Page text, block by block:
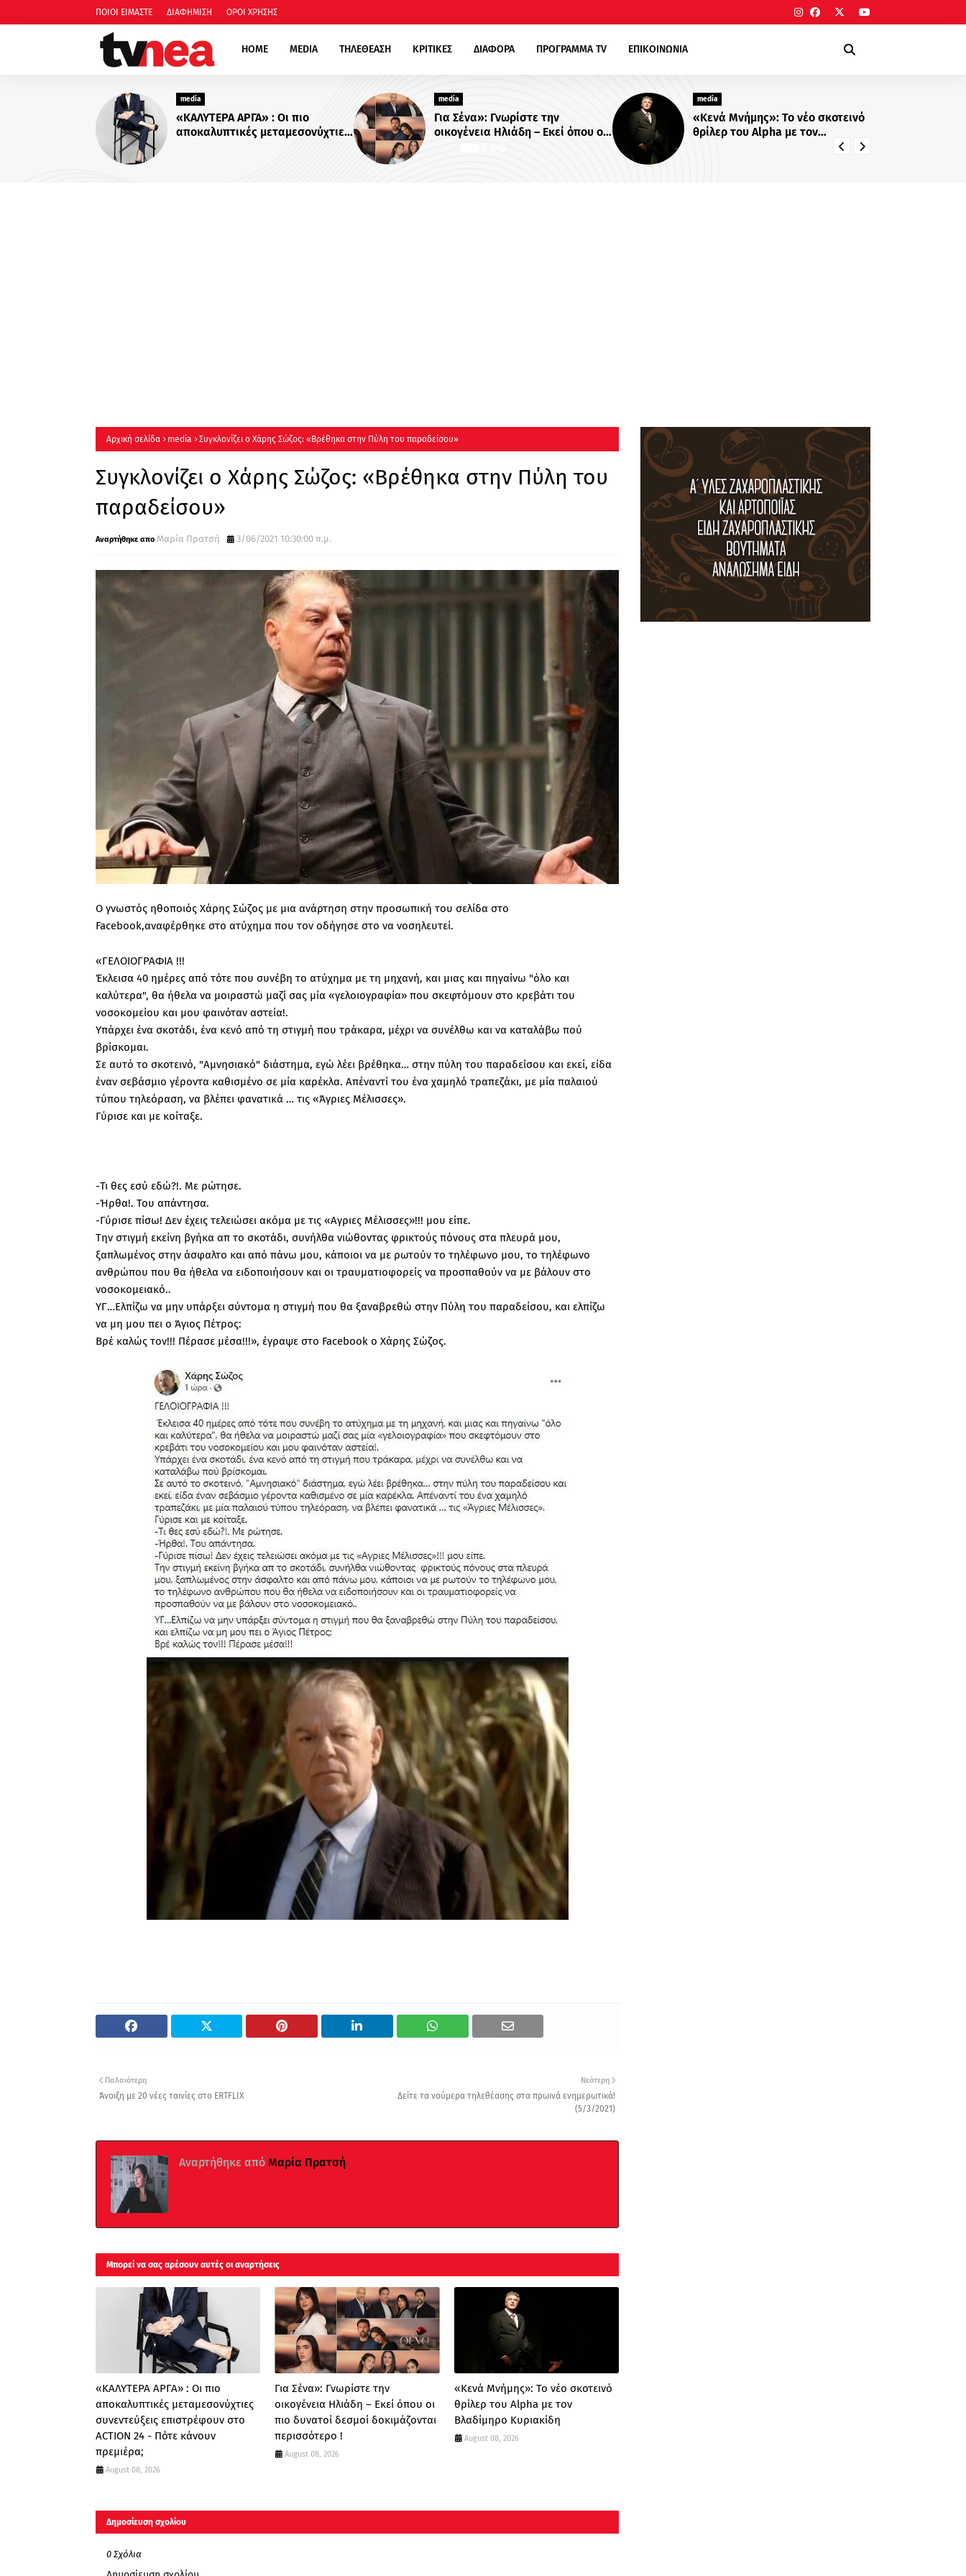
ΠΟΙΟΙ ΕΙΜΑΣΤΕ ΔΙΑΦΗΜΙΣΗ ΟΡΟΙ ΧΡΗΣΗΣ
HOME MEDIA ΤΗΛΕΘΕΑΣΗ ΚΡΙΤΙΚΕΣ ΔΙΑΦΟΡΑ ΠΡΟΓΡΑΜΜΑ TV ΕΠΙΚΟΙΝΩΝΙΑ
Για Σένα»: Γνωρίστε την
οικογένεια Ηλιάδη – Εκεί όπου οι
πιο δυνατοί δεσμοί δοκιμάζονται
«Κενά Μνήμης»: Το νέο σκοτεινό
θρίλερ του Alpha με τον
Νίκος Ρογκάκος: Η τηλεοπτική
συνύπαρξη με Λιβαθυνού και
Σίσκο και τα μαθήματα της
Αρχική σελίδα media Συγκλονίζει ο Χάρης Σώζος: «Βρέθηκα στην Πύλη του παραδείσου»
Συγκλονίζει ο Χάρης Σώζος: «Βρέθηκα στην Πύλη του
παραδείσου»
Μαρία Πρατσή 3/06/2021 10:30:00 π.μ.
Ο γνωστός ηθοποιός Χάρης Σώζος με μια ανάρτηση στην προσωπική του σελίδα στο
Facebook,αναφέρθηκε στο ατύχημα που τον οδήγησε στο να νοσηλευτεί.
«ΓΕΛΟΙΟΓΡΑΦΙΑ !!!
Έκλεισα 40 ημέρες από τότε που συνέβη το ατύχημα με τη μηχανή, και μιας και πηγαίνω "όλο και
καλύτερα", θα ήθελα να μοιραστώ μαζί σας μία «γελοιογραφία» που σκεφτόμουν στο κρεβάτι του
νοσοκομείου και μου φαινόταν αστεία!.
Υπάρχει ένα σκοτάδι, ένα κενό από τη στιγμή που τράκαρα, μέχρι να συνέλθω και να καταλάβω πού
βρίσκομαι.
Σε αυτό το σκοτεινό, "Αμνησιακό" διάστημα, εγώ λέει βρέθηκα… στην πύλη του παραδείσου και εκεί, είδα
έναν σεβάσμιο γέροντα καθισμένο σε μία καρέκλα. Απέναντί του ένα χαμηλό τραπεζάκι, με μία παλαιού
τύπου τηλεόραση, να βλέπει φανατικά … τις «Άγριες Μέλισσες».
Γύρισε και με κοίταξε.
-Τι θες εσύ εδώ?!. Με ρώτησε.
-Ήρθα!. Του απάντησα.
-Γύρισε πίσω! Δεν έχεις τελειώσει ακόμα με τις «Αγριες Μέλισσες»!!! μου είπε.
Την στιγμή εκείνη βγήκα απ το σκοτάδι, συνήλθα νιώθοντας φρικτούς πόνους στα πλευρά μου,
ξαπλωμένος στην άσφαλτο και από πάνω μου, κάποιοι να με ρωτούν το τηλέφωνο μου, το τηλέφωνο
ανθρώπου που θα ήθελα να ειδοποιήσουν και οι τραυματιοφορείς να προσπαθούν να με βάλουν στο
νοσοκομειακό..
ΥΓ…Ελπίζω να μην υπάρξει σύντομα η στιγμή που θα ξαναβρεθώ στην Πύλη του παραδείσου, και ελπίζω
να μη μου πει ο Άγιος Πέτρος:
Βρέ καλώς τον!!! Πέρασε μέσα!!!», έγραψε στο Facebook ο Χάρης Σώζος.
Νεότερη
Δείτε τα νούμερα τηλεθέασης στα πρωινά ενημερωτικά!
(5/3/2021)
Παλαιότερη
Άνοιξη με 20 νέες ταινίες στο ERTFLIX
Αναρτήθηκε από Μαρία Πρατσή
Μπορεί να σας αρέσουν αυτές οι αναρτήσεις
«ΚΑΛΥΤΕΡΑ ΑΡΓΑ» : Oι πιο
αποκαλυπτικές μεταμεσονύχτιες
συνεντεύξεις επιστρέφουν στο
ACTION 24 - Πότε κάνουν
πρεμιέρα;
August 08, 2026
Για Σένα»: Γνωρίστε την
οικογένεια Ηλιάδη – Εκεί όπου οι
πιο δυνατοί δεσμοί δοκιμάζονται
περισσότερο !
August 08, 2026
«Κενά Μνήμης»: Το νέο σκοτεινό
θρίλερ του Alpha με τον
Βλαδίμηρο Κυριακίδη
August 08, 2026
Δημοσίευση σχολίου
0 Σχόλια